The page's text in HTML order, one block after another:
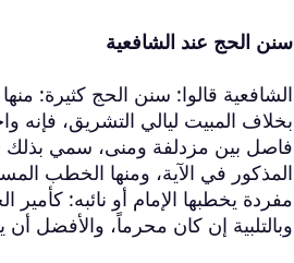
سنن الحج عند الشافعية
الشافعية قالوا: سنن الحج كثيرة:
بخلاف المبيت ليالي التشريق،
فاصل بين مزدلفة ومنى، سمي بذلك
المذكور في الآية، ومنها الخطب
مفردة يخطبها الإمام أو نائبه:
وبالتلبية إن كان محرماً، والأفضل